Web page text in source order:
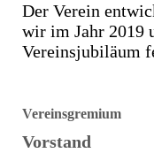
Der Verein
wir im Jahr 2019
Vereinsjubiläum
Vereinsgremium